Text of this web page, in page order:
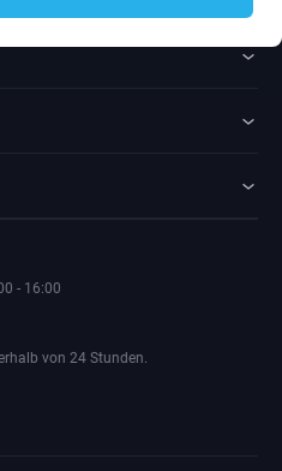
- 16:00
von 24 Stunden.